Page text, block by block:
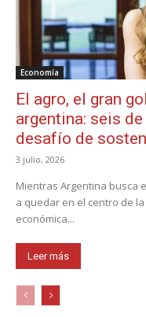
Economía
El agro, el gran
argentina: seis
desafío de
3 julio, 2026
Mientras Argentina busca
a quedar en el centro de
económica...
Leer más